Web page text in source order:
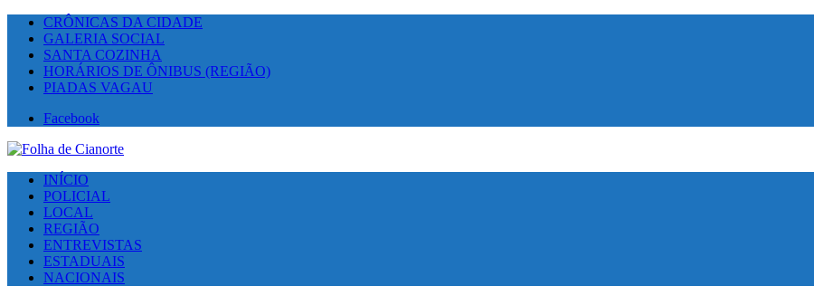
CRÔNICAS DA CIDADE
GALERIA SOCIAL
SANTA COZINHA
HORÁRIOS DE ÔNIBUS (REGIÃO)
PIADAS VAGAU
Facebook
INÍCIO
POLICIAL
LOCAL
REGIÃO
ENTREVISTAS
ESTADUAIS
NACIONAIS